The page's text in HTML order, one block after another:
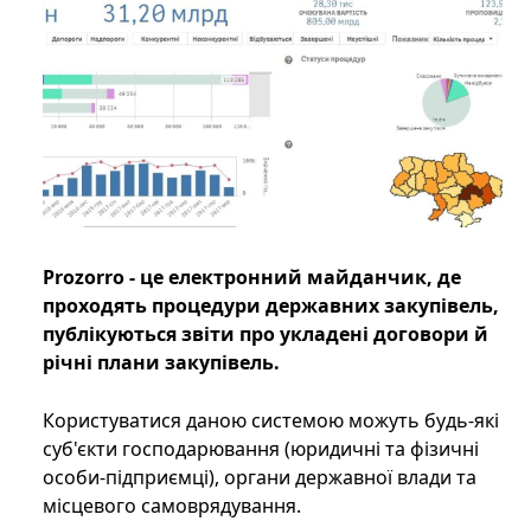
Prozorro - це електронний майданчик, де
проходять процедури державних закупівель,
публікуються звіти про укладені договори й
річні плани закупівель.
Користуватися даною системою можуть будь-які
суб'єкти господарювання (юридичні та фізичні
особи-підприємці), органи державної влади та
місцевого самоврядування.